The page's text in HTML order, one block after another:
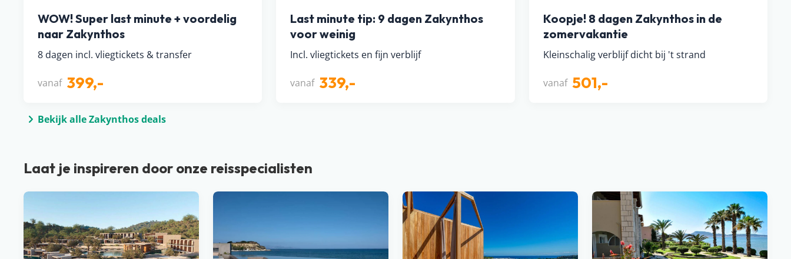
WOW! Super last minute + voordelig
naar Zakynthos
8 dagen incl. vliegtickets & transfer
vanaf 399,-
Last minute tip: 9 dagen Zakynthos
voor weinig
Incl. vliegtickets en fijn verblijf
vanaf 339,-
Koopje! 8 dagen Zakynthos in de
zomervakantie
Kleinschalig verblijf dicht bij 't strand
vanaf 501,-
Bekijk alle Zakynthos deals
Laat je inspireren door onze reisspecialisten